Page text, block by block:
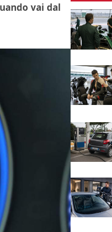
vai dal